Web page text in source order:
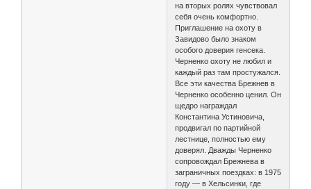
на вторых ролях чувствовал
себя очень комфортно.
Приглашение на охоту в
Завидово было знаком
особого доверия генсека.
Черненко охоту не любил и
каждый раз там простужался.
Все эти качества Брежнев в
Черненко особенно ценил. Он
щедро награждал
Константина Устиновича,
продвигал по партийной
лестнице, полностью ему
доверял. Дважды Черненко
сопровождал Брежнева в
заграничных поездках: в 1975
году — в Хельсинки, где